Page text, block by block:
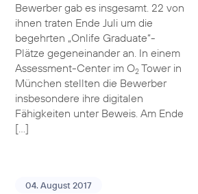
Bewerber gab es insgesamt. 22 von
ihnen traten Ende Juli um die
begehrten „Onlife Graduate“-
Plätze gegeneinander an. In einem
Assessment-Center im O2Tower in
München stellten die Bewerber
insbesondere ihre digitalen
Fähigkeiten unter Beweis. Am Ende
[…]
04. August 2017